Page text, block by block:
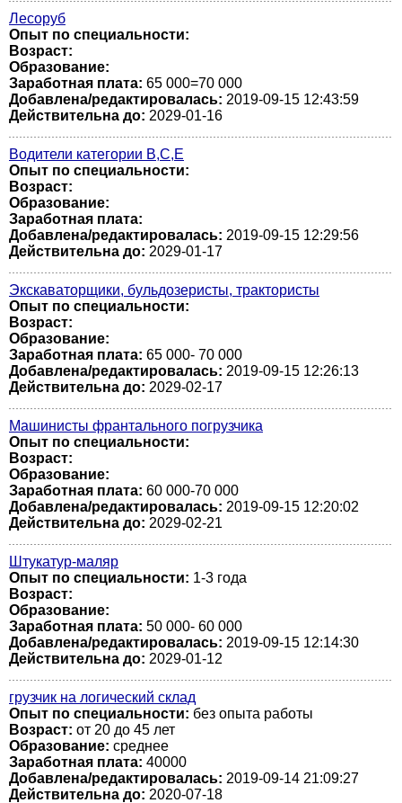
Лесоруб
Опыт по специальности:
Возраст:
Образование:
Заработная плата: 65 000=70 000
Добавлена/редактировалась: 2019-09-15 12:43:59
Действительна до: 2029-01-16
Водители категории В,С,Е
Опыт по специальности:
Возраст:
Образование:
Заработная плата:
Добавлена/редактировалась: 2019-09-15 12:29:56
Действительна до: 2029-01-17
Экскаваторщики, бульдозеристы, трактористы
Опыт по специальности:
Возраст:
Образование:
Заработная плата: 65 000- 70 000
Добавлена/редактировалась: 2019-09-15 12:26:13
Действительна до: 2029-02-17
Машинисты франтального погрузчика
Опыт по специальности:
Возраст:
Образование:
Заработная плата: 60 000-70 000
Добавлена/редактировалась: 2019-09-15 12:20:02
Действительна до: 2029-02-21
Штукатур-маляр
Опыт по специальности: 1-3 года
Возраст:
Образование:
Заработная плата: 50 000- 60 000
Добавлена/редактировалась: 2019-09-15 12:14:30
Действительна до: 2029-01-12
грузчик на логический склад
Опыт по специальности: без опыта работы
Возраст: от 20 до 45 лет
Образование: среднее
Заработная плата: 40000
Добавлена/редактировалась: 2019-09-14 21:09:27
Действительна до: 2020-07-18